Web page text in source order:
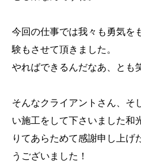
今回の仕事では我々も勇気を
験もさせて頂きました。
やればできるんだなあ、とも
そんなクライアントさん、そ
い施工をして下さいました和
りてあらためて感謝申し上げ
うございました！